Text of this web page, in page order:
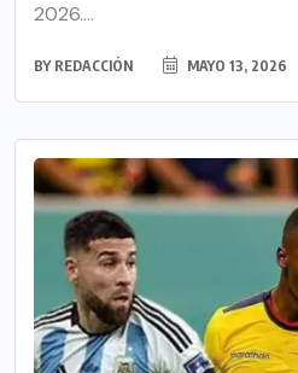
2026....
BY REDACCIÓN MAYO 13, 2026